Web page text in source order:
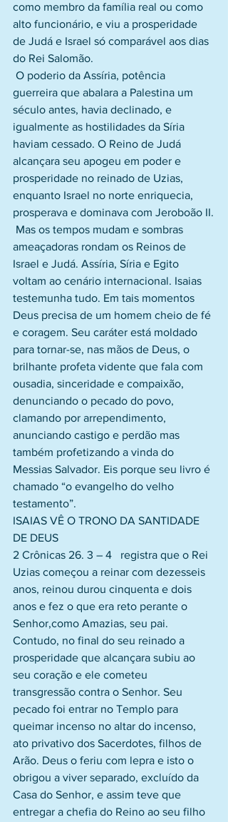
como membro da família real ou como
alto funcionário, e viu a prosperidade
de Judá e Israel só comparável aos dias
do Rei Salomão.
guerreira que abalara a Palestina um
século antes, havia declinado, e
igualmente as hostilidades da Síria
haviam cessado. O Reino de Judá
alcançara seu apogeu em poder e
prosperidade no reinado de Uzias,
enquanto Israel no norte enriquecia,
prosperava e dominava com Jeroboão II.
ameaçadoras rondam os Reinos de
Israel e Judá. Assíria, Síria e Egito
voltam ao cenário internacional. Isaias
testemunha tudo. Em tais momentos
Deus precisa de um homem cheio de fé
e coragem. Seu caráter está moldado
para tornar-se, nas mãos de Deus, o
brilhante profeta vidente que fala com
ousadia, sinceridade e compaixão,
denunciando o pecado do povo,
clamando por arrependimento,
anunciando castigo e perdão mas
também profetizando a vinda do
Messias Salvador. Eis porque seu livro é
chamado “o evangelho do velho
testamento”.
ISAIAS VÊ O TRONO DA SANTIDADE
DE DEUS
2 Crônicas 26. 3 – 4   registra que o Rei
Uzias começou a reinar com dezesseis
anos, reinou durou cinquenta e dois
anos e fez o que era reto perante o
Senhor,como Amazias, seu pai.
Contudo, no final do seu reinado a
prosperidade que alcançara subiu ao
seu coração e ele cometeu
transgressão contra o Senhor. Seu
pecado foi entrar no Templo para
queimar incenso no altar do incenso,
ato privativo dos Sacerdotes, filhos de
Arão. Deus o feriu com lepra e isto o
obrigou a viver separado, excluído da
Casa do Senhor, e assim teve que
entregar a chefia do Reino ao seu filho